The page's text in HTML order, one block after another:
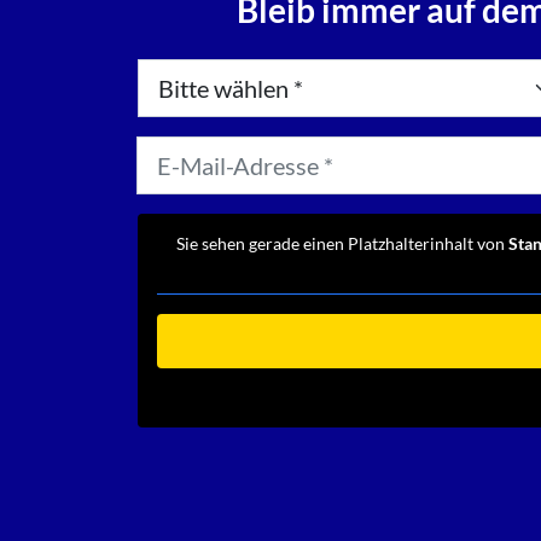
Bleib immer auf
Sie sehen gerade einen Platzhalterinhalt von